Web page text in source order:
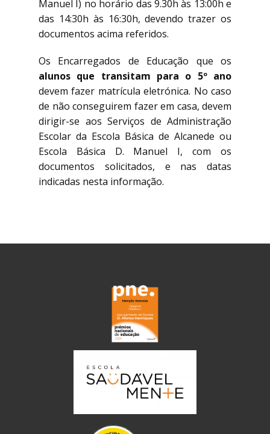
Manuel I) no horário das 9.30h às 13:00h e
das 14:30h às 16:30h, devendo trazer os
documentos acima referidos.
Os Encarregados de Educação que os
alunos que transitam para o 5º ano
devem fazer matrícula eletrónica. No caso
de não conseguirem fazer em casa, devem
dirigir-se aos Serviços de Administração
Escolar da Escola Básica de Alcanede ou
Escola Básica D. Manuel I, com os
documentos solicitados, e nas datas
indicadas nesta informação.